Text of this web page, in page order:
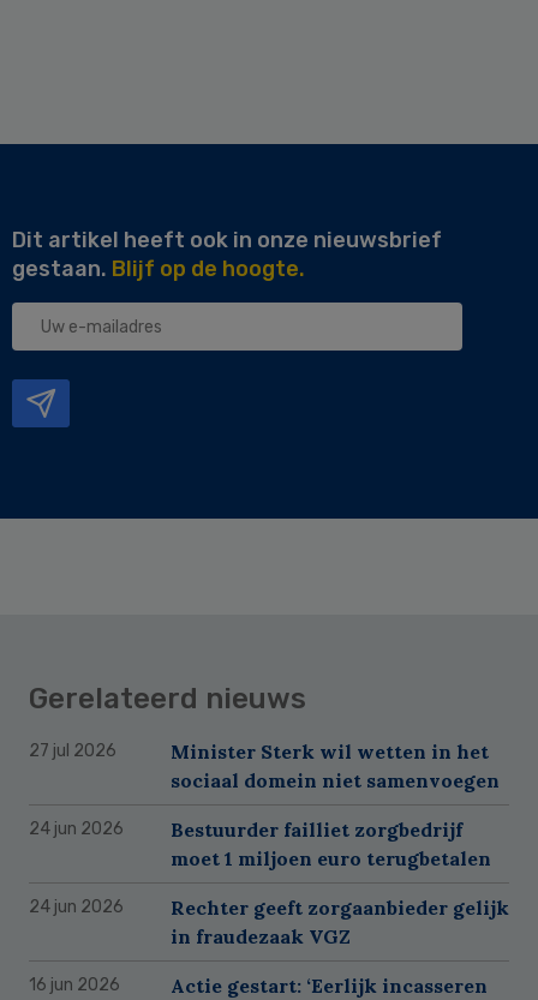
Dit artikel heeft ook in onze nieuwsbrief
gestaan. Blijf op de hoogte.
Uw
Gerelateerd nieuws
27 jul 2026
Minister Sterk wil wetten in het
sociaal domein niet samenvoegen
24 jun 2026
Bestuurder failliet zorgbedrijf
moet 1 miljoen euro terugbetalen
24 jun 2026
Rechter geeft zorgaanbieder gelijk
in fraudezaak VGZ
16 jun 2026
Actie gestart: ‘Eerlijk incasseren